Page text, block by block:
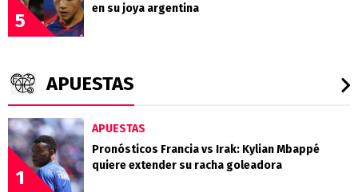
5
en su joya argentina
APUESTAS
1
APUESTAS
Pronósticos Francia vs Irak: Kylian Mbappé
quiere extender su racha goleadora